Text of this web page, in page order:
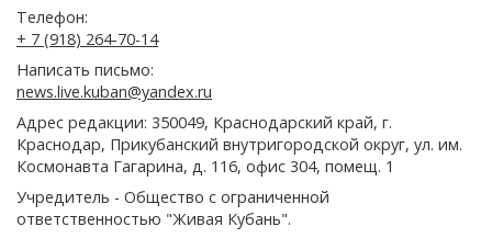
Телефон:
+ 7 (918) 264-70-14
Написать письмо:
news.live.kuban@yandex.ru
Адрес редакции: 350049, Краснодарский край, г.
Краснодар, Прикубанский внутригородской округ, ул. им.
Космонавта Гагарина, д. 116, офис 304, помещ. 1
Учредитель - Общество с ограниченной
ответственностью "Живая Кубань".